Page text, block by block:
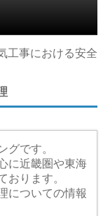
工事における安全
グです。
に近畿圏や東海
おります。
についての情報